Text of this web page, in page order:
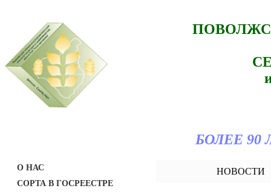
БОЛЕЕ
О НАС
СОРТА В ГОСРЕЕСТРЕ
НОВОСТИ